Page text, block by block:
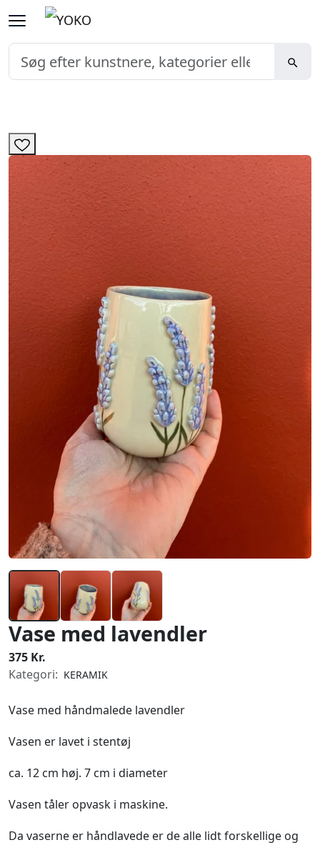
Vase med lavendler
375 Kr.
Kategori: KERAMIK
Vase med håndmalede lavendler
Vasen er lavet i stentøj
ca. 12 cm høj. 7 cm i diameter
Vasen tåler opvask i maskine.
Da vaserne er håndlavede er de alle lidt forskellige og